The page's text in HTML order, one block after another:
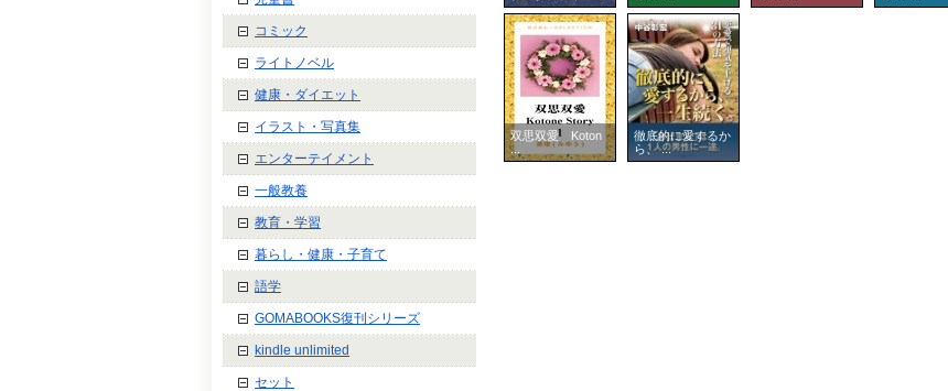
コミック
ライトノベル
健康・ダイエット
イラスト・写真集
エンターテイメント
一般教養
教育・学習
暮らし・健康・子育て
語学
GOMABOOKS復刊シリーズ
kindle unlimited
セット
双思双愛 Koton
...
徹底的に愛するか
ら、 ...